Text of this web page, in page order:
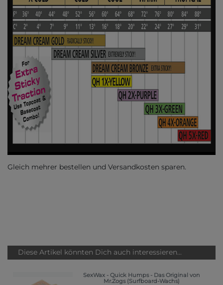
Gleich mehrer bestellen und Versandkosten sparen.
Diese Artikel könnten Dich auch interessieren...
SexWax - Quick Humps - Das Original von
Mr.Zogs (Surfboard-Wachs)